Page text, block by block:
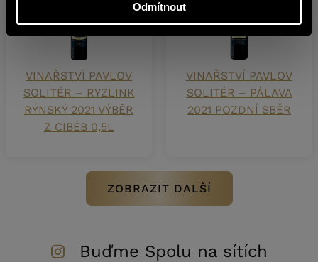
Odmítnout
VINAŘSTVÍ PAVLOV
SOLITÉR – RYZLINK
RÝNSKÝ 2021 VÝBĚR
Z CIBÉB 0,5L
VINAŘSTVÍ PAVLOV
SOLITÉR – PÁLAVA
2021 POZDNÍ SBĚR
ZOBRAZIT DALŠÍ
Buďme Spolu na sítích